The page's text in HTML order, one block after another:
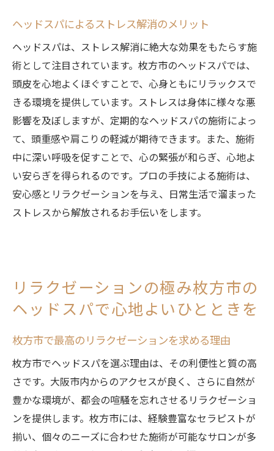
枚方市で体験するヘッドスパの至福の時間
心も体も満足する贅沢なリラクゼーション
日常の疲れを癒す枚方市のおすすめヘッドスパ
スポット
枚方市で日常の疲れを癒すヘッドスパの魅
力
日々の疲れをリセットする枚方市のスポッ
ト紹介
枚方市でおすすめのヘッドスパスポット選
び方
日常から解放されるためのヘッドスパ
枚方市で極上のリラクゼーションを満喫するヘ
極上のリラクゼーションを体験する秘訣
枚方市で満喫できるリラクゼーションの素
晴らしさ
ヘッドスパで味わう極上のリラクゼーショ
ン
枚方市でリラクゼーションを満喫する方法
ヘッドスパによるストレス解消のメリット
ヘッドスパは、ストレス解消に絶大な効果をもたらす施
術として注目されています。枚方市のヘッドスパでは、
頭皮を心地よくほぐすことで、心身ともにリラックスで
きる環境を提供しています。ストレスは身体に様々な悪
影響を及ぼしますが、定期的なヘッドスパの施術によっ
て、頭重感や肩こりの軽減が期待できます。また、施術
中に深い呼吸を促すことで、心の緊張が和らぎ、心地よ
い安らぎを得られるのです。プロの手技による施術は、
安心感とリラクゼーションを与え、日常生活で溜まった
ストレスから解放されるお手伝いをします。
リラクゼーションの極み枚方市の
ヘッドスパで心地よいひとときを
枚方市で最高のリラクゼーションを求める理由
枚方市でヘッドスパを選ぶ理由は、その利便性と質の高
さです。大阪市内からのアクセスが良く、さらに自然が
豊かな環境が、都会の喧騒を忘れさせるリラクゼーショ
ンを提供します。枚方市には、経験豊富なセラピストが
揃い、個々のニーズに合わせた施術が可能なサロンが多